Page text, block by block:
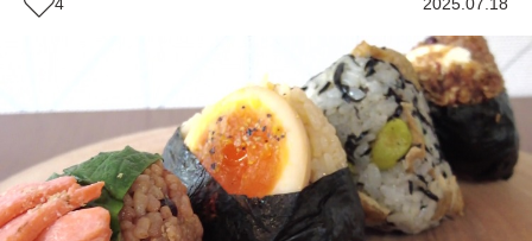
4 2025.07.18